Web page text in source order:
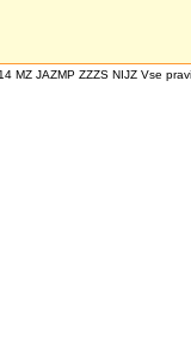
MZ JAZMP ZZZS NIJZ Vse